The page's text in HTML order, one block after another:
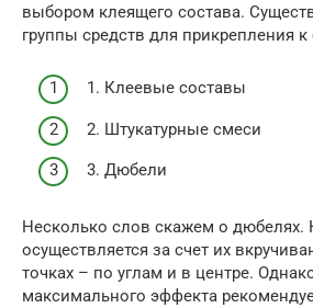
выбором клеящего состава.
группы средств для прикрепления к
1. Клеевые составы
2. Штукатурные смеси
3. Дюбели
Несколько слов скажем о дюбелях.
осуществляется за счет их
точках – по углам и в центре.
максимального эффекта